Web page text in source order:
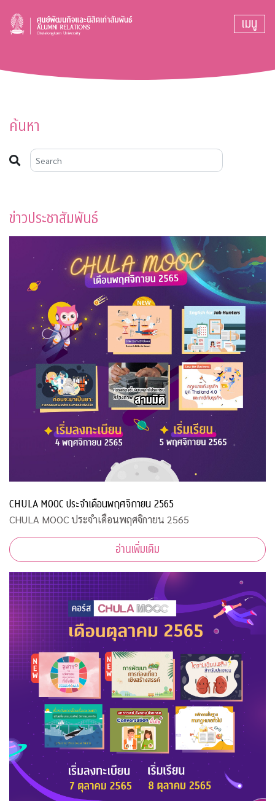
เมนู
ค้นหา
ข่าวประชาสัมพันธ์
CHULA MOOC ประจำเดือนพฤศจิกายน 2565
CHULA MOOC ประจำเดือนพฤศจิกายน 2565
อ่านเพิ่มเติม